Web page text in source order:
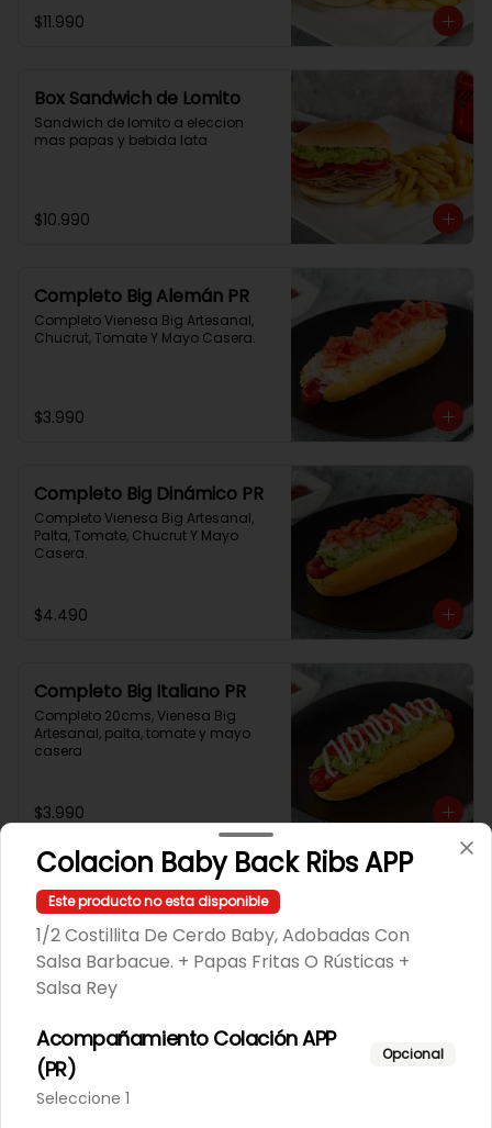
$11.990
Box Sandwich de Lomito
Sandwich de lomito a eleccion
mas papas y bebida lata
$10.990
Completo Big Alemán PR
Completo Vienesa Big Artesanal,
Chucrut, Tomate Y Mayo Casera.
$3.990
Completo Big Dinámico PR
Completo Vienesa Big Artesanal,
Palta, Tomate, Chucrut Y Mayo
Casera.
$4.490
Completo Big Italiano PR
Completo 20cms, Vienesa Big
Artesanal, palta, tomate y mayo
casera
$3.990
Conócenos
Colacion Baby Back Ribs APP
Este producto no esta disponible
1/2 Costillita De Cerdo Baby, Adobadas Con
Salsa Barbacue. + Papas Fritas O Rústicas +
Salsa Rey
Acompañamiento Colación APP
(PR)
Opcional
Seleccione 1